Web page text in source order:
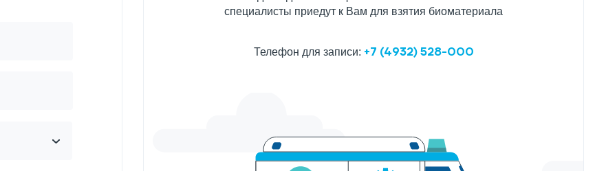
специалисты приедут к Вам для взятия биоматериала
Телефон для записи: +7 (4932) 528-000